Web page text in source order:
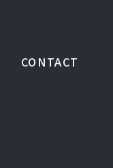
CONTACT